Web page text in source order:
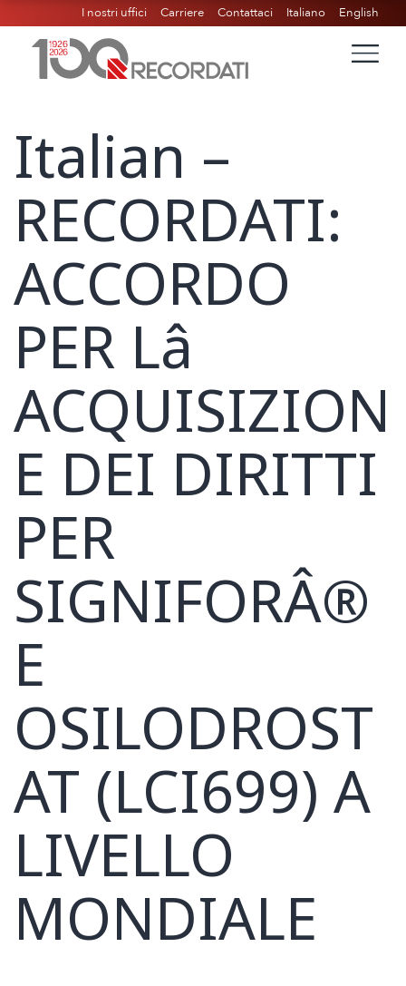
I nostri uffici Carriere Contattaci Italiano English
Italian –
RECORDATI:
ACCORDO
PER Lâ
ACQUISIZION
E DEI DIRITTI
PER
SIGNIFORÂ®
E
OSILODROST
AT (LCI699) A
LIVELLO
MONDIALE